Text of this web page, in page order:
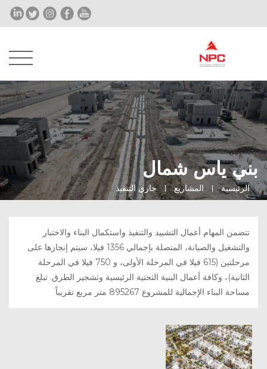
بني ياس شمال
الرئيسية المشاريع جاري التنفيذ
تتضمن المهام أعمال التشييد والتنفيذ واستكمال البناء والاختبار
والتشغيل والصيانة، المتصلة بإجمالي 1356 فيلا، سيتم إنجازها على
مرحلتين (615 فيلا في المرحلة الأولى، و 750 فيلا في المرحلة
الثانية)، وكافة أعمال البنية التحتية الرئيسية وتشجير الطرق. تبلغ
مساحة البناء الإجمالية للمشروع 895267 متر مربع تقريباً